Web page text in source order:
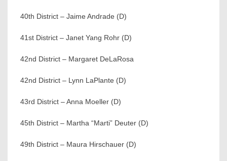
40th District – Jaime Andrade (D)
41st District – Janet Yang Rohr (D)
42nd District – Margaret DeLaRosa
42nd District – Lynn LaPlante (D)
43rd District – Anna Moeller (D)
45th District – Martha “Marti” Deuter (D)
49th District – Maura Hirschauer (D)